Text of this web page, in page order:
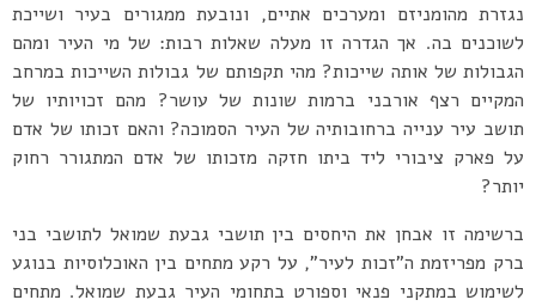
נגזרת מהומניזם ומערכים אתיים, ונובעת ממגורים בעיר ושייכת
לשוכנים בה. אך הגדרה זו מעלה שאלות רבות: של מי העיר ומהם
הגבולות של אותה שייכות? מהי תקפותם של גבולות השייכות במרחב
המקיים רצף אורבני ברמות שונות של עושר? מהם זכויותיו של
תושב עיר ענייה ברחובותיה של העיר הסמוכה? והאם זכותו של אדם
על פארק ציבורי ליד ביתו חזקה מזכותו של אדם המתגורר רחוק
יותר?
ברשימה זו אבחן את היחסים בין תושבי גבעת שמואל לתושבי בני
ברק מפריזמת ה”זכות לעיר”, על רקע מתחים בין האוכלוסיות בנוגע
לשימוש במתקני פנאי וספורט בתחומי העיר גבעת שמואל. מתחים